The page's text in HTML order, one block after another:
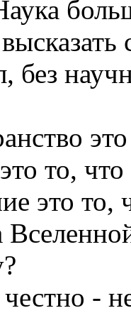
без
то, что
это то,
-